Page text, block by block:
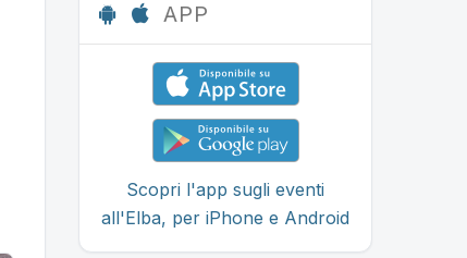
APP
Scopri l'app sugli eventi
all'Elba, per iPhone e Android